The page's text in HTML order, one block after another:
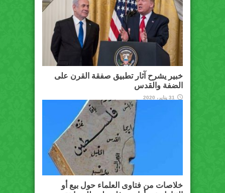
خبير يشرح آثار تطبيق صفقة القرن على
الضفة والقدس
31 يناير، 2020
خلاصات من فتاوى العلماء حول بيع أو